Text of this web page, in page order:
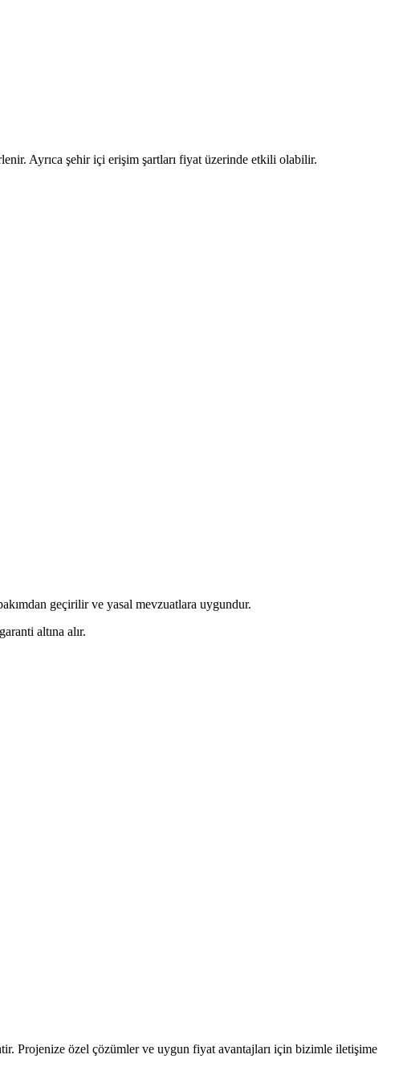
Ayrıca şehir içi erişim şartları fiyat üzerinde etkili olabilir.
geçirilir ve yasal mevzuatlara uygundur.
altına alır.
Projenize özel çözümler ve uygun fiyat avantajları için bizimle iletişime